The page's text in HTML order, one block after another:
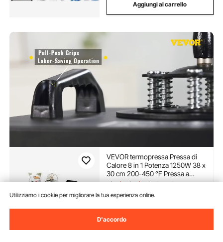
Aggiungi al carrello
VEVOR termopressa Pressa di
Calore 8 in 1 Potenza 1250W 38 x
30 cm 200-450 °F Pressa a
Caldo per Applicare Lettere
18090€
Disponibile
Consegna:non appena Mar.
Utilizziamo i cookie per migliorare la tua esperienza online.
D'accordo